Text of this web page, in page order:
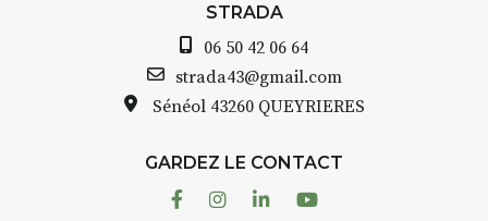
STRADA
06 50 42 06 64
strada43@gmail.com
Sénéol 43260 QUEYRIERES
GARDEZ LE CONTACT
FacebookInstagram
LinkedinYoutube